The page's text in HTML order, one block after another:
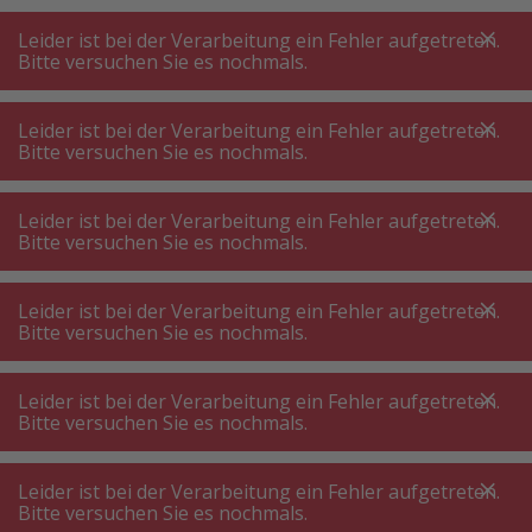
A +++
A+++
A +++
A+++
MyPost
MyPost
MENÜ SUCHE
Gastro Kühlschränke & Gefrierschränke
Gastro Kühlschrank
Gastro Kühlschrank
Ein Gastro Kühlschrank ist in jeder
professionellen Küche zu finden. Die Geräte
bieten ordentlich Platz und optimale
Lagerbedingungen für verderbliche
Lebensmittel. Verglichen mit einem
Haushaltskühlschrank besitzt ein Gastro
Kühlschrank eine höhere Leistung, grössere
Produktfilter
Leider ist bei der Verarbeitung ein Fehler aufgetreten.
Bitte versuchen Sie es nochmals.
Leider ist bei der Verarbeitung ein Fehler aufgetreten.
Bitte versuchen Sie es nochmals.
Leider ist bei der Verarbeitung ein Fehler aufgetreten.
Bitte versuchen Sie es nochmals.
Leider ist bei der Verarbeitung ein Fehler aufgetreten.
Bitte versuchen Sie es nochmals.
Leider ist bei der Verarbeitung ein Fehler aufgetreten.
Bitte versuchen Sie es nochmals.
Leider ist bei der Verarbeitung ein Fehler aufgetreten.
Bitte versuchen Sie es nochmals.